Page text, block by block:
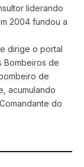
liderando
2004 fundou a
dirige o portal
Bombeiros de
de
acumulando
do